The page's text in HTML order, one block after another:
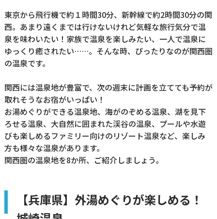
東京から飛行機で約１時間30分、新幹線で約2時間30分の関
西。あまり遠くまでは行けないけれど気軽な旅行気分で温
泉を味わいたい！家族で温泉を楽しみたい、一人で温泉に
ゆっくり癒されたい……。そんな時、ぴったりなのが関西圏
の温泉です。
関西には温泉地が豊富で、次の週末に計画を立てても予約が
取れそうなお宿がいっぱい！
お湯めぐりができる温泉地、海がのぞめる温泉、湖を見下
ろせる温泉、大自然に囲まれた渓谷の温泉、プールや水遊
びも楽しめるファミリー向けのリゾート温泉など、楽しみ
方も様々な温泉があります。
関西圏の温泉地を8か所、ご紹介しましょう。
【兵庫県】外湯めぐりが楽しめる！